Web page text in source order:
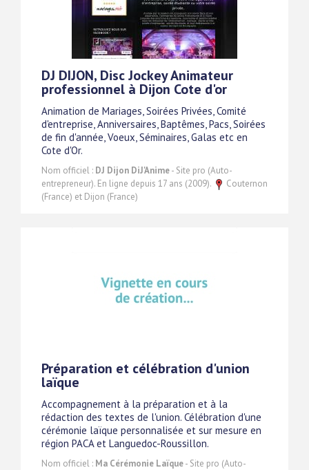
DJ DIJON, Disc Jockey Animateur
professionnel à Dijon Cote d'or
Animation de Mariages, Soirées Privées, Comité
d'entreprise, Anniversaires, Baptêmes, Pacs, Soirées
de fin d'année, Voeux, Séminaires, Galas etc en
Cote d'Or.
Nom officiel : DJ Dijon DiJ'Anime- Site pro (Auto-
entrepreneur). En ligne depuis 17 ans (2009).
Couternon
(France) et Dijon (France)
Préparation et célébration d'union
laïque
Accompagnement à la préparation et à la
rédaction des textes de l'union. Célébration d'une
cérémonie laïque personnalisée et sur mesure en
région PACA et Languedoc-Roussillon.
Nom officiel : Ma Cérémonie Laïque- Site pro (Auto-